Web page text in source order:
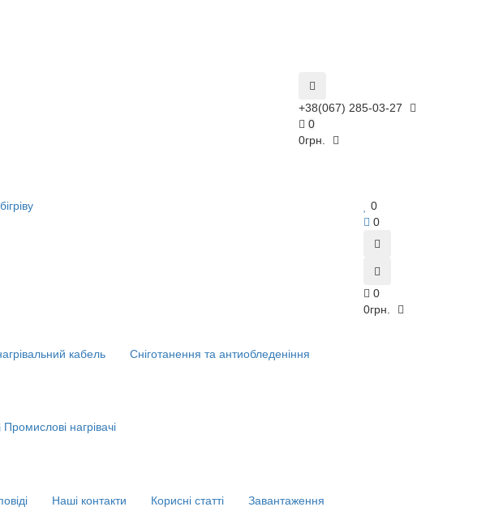
+38(067) 285-03-27
0
0грн.
0
0
0
0грн.
кабель Сніготанення та антиобледеніння
Промислові нагрівачі
Наші контакти Корисні статті Завантаження